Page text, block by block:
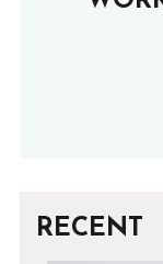
RECENT